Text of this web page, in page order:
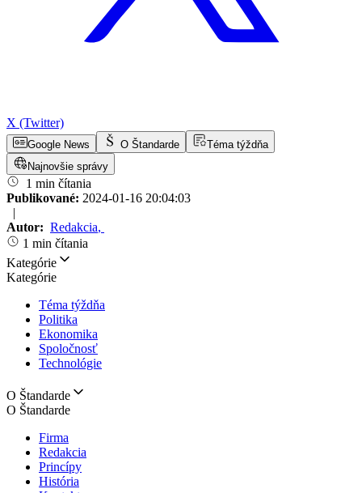
X (Twitter)
Google News O Štandarde
Téma týždňa
Najnovšie správy
1 min čítania
Publikované: 2024-01-16 20:04:03
|
Autor: Redakcia,
1 min čítania
Kategórie
Kategórie
Téma týždňa
Politika
Ekonomika
Spoločnosť
Technológie
O Štandarde
O Štandarde
Firma
Redakcia
Princípy
História